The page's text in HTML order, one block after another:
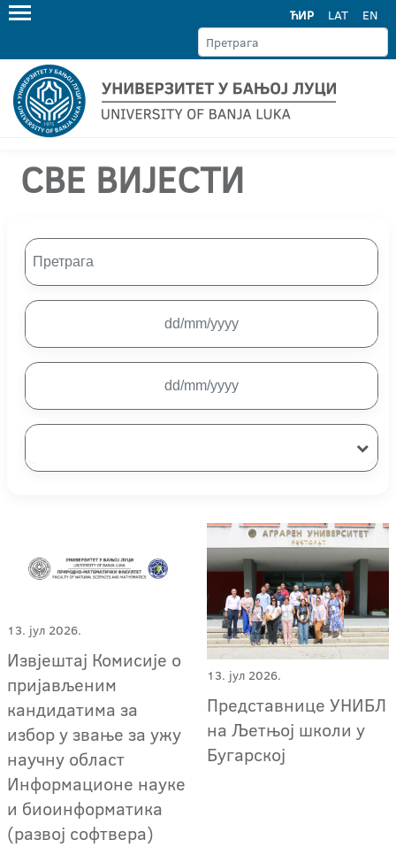
ЋИР LAT EN
СВЕ ВИЈЕСТИ
13. јул 2026.
Извјештај Комисије о
пријављеним
кандидатима за
избор у звање за ужу
научну област
Информационе науке
и биоинформатика
(развој софтвера)
13. јул 2026.
Представнице УНИБЛ
на Љетњој школи у
Бугарској